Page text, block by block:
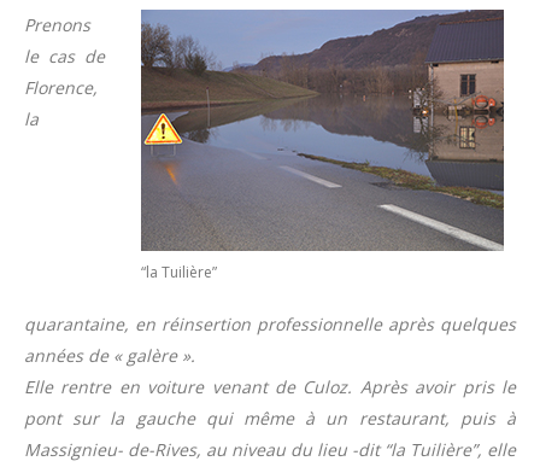
“la Tuilière”
Prenons
le cas de
Florence,
la
quarantaine, en réinsertion professionnelle après quelques
années de « galère ».
Elle rentre en voiture venant de Culoz. Après avoir pris le
pont sur la gauche qui même à un restaurant, puis à
Massignieu- de-Rives, au niveau du lieu -dit “la Tuilière”, elle